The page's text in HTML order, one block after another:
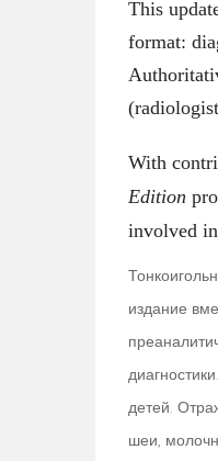
This
format:
With
Edition
involved
издание
детей.
шеи,